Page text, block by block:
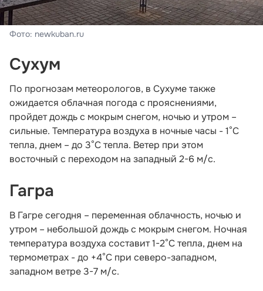
Фото: newkuban.ru
Сухум
По прогнозам метеорологов, в Сухуме также
ожидается облачная погода с прояснениями,
пройдет дождь с мокрым снегом, ночью и утром –
сильные. Температура воздуха в ночные часы - 1°С
тепла, днем – до 3°С тепла. Ветер при этом
восточный с переходом на западный 2-6 м/с.
Гагра
В Гагре сегодня – переменная облачность, ночью и
утром – небольшой дождь с мокрым снегом. Ночная
температура воздуха составит 1-2°С тепла, днем на
термометрах - до +4°С при северо-западном,
западном ветре 3-7 м/с.